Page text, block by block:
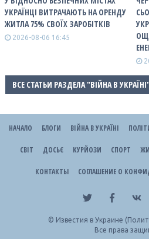
УКРАЇНЦІ ВИТРАЧАЮТЬ НА ОРЕНДУ
ЖИТЛА 75% СВОЇХ ЗАРОБІТКІВ
2026-08-06 16:45
ВСЕ СТАТЬИ РАЗДЕЛА "ВІЙНА В
НАЧАЛО БЛОГИ ВІЙНА В УКРАЇНІ
СВІТ ДОСЬЄ КУРЙОЗИ СПОРТ
КОНТАКТЫ СОГЛАШЕНИЕ О
© Известия в Украине
Все права